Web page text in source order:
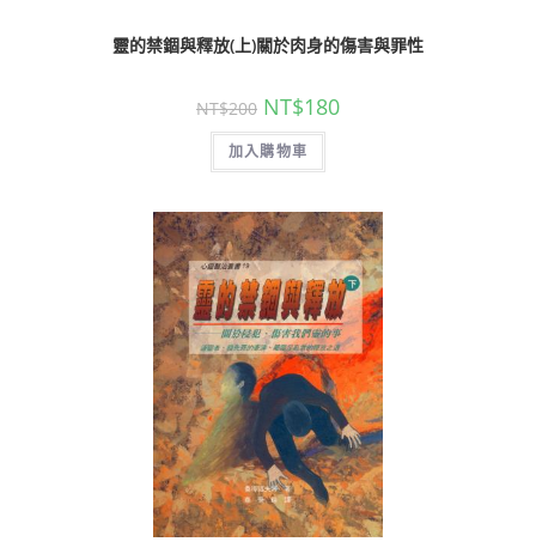
靈的禁錮與釋放(上)關於肉身的傷害與罪性
NT$200 NT$180
加入購物車